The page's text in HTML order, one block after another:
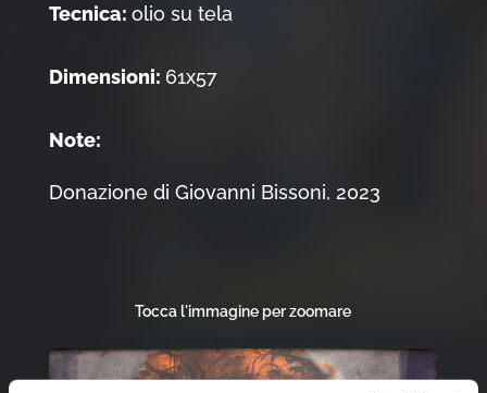
Tecnica: olio su tela
Dimensioni: 61x57
Note:
Donazione di Giovanni Bissoni, 2023
Tocca l'immagine per zoomare